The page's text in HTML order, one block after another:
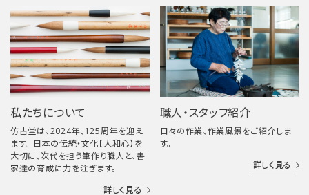
私たちについて
仿古堂は、2024年、125周年を迎え
ます。 日本の伝統・文化【大和心】を
大切に、次代を担う筆作り職人と、書
家達の育成に力を注ぎます。
詳しく見る
職人・スタッフ紹介
日々の作業、作業風景をご紹介しま
す。
詳しく見る